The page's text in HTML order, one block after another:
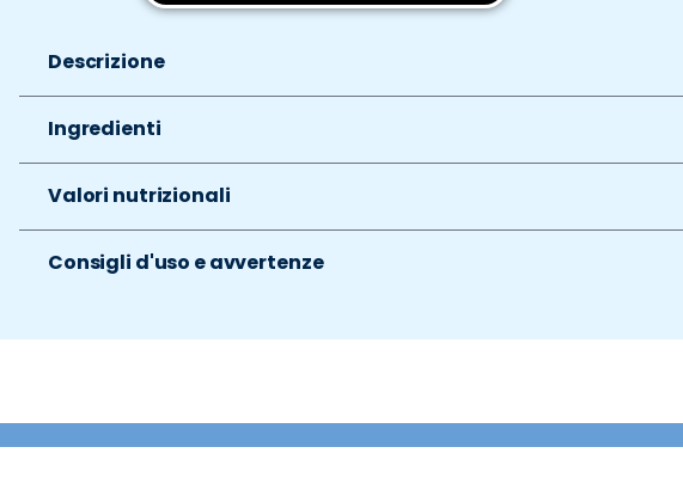
Descrizione
Ingredienti
Valori nutrizionali
Consigli d'uso e avvertenze